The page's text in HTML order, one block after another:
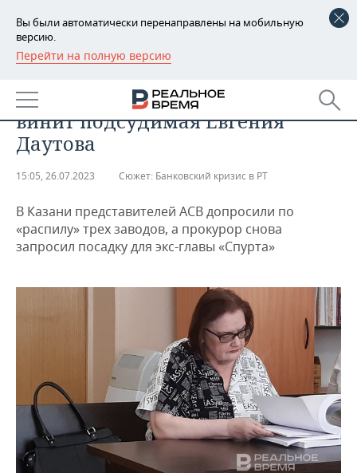
Вы были автоматически перенаправлены на мобильную
версию.
Перейти на полную версию
РЕГИОНЫ
БАШКОРТОСТАН
ТАТАРСТАН
НОВОСТИ
АНАЛИТИКА
ДЕКЛАРАЦИИ О ДОХОДАХ
КОРОЛИ ГОСЗАКАЗА ПФО
КОМУ ПРИНАДЛЕЖАТ
НОВОСТИ ЭКОНОМИКИ
ФИНАНСЫ
БЮДЖЕТ
ПРОМЫШЛЕННОСТЬ
НОВОСТИ
ПРОМЫШЛЕННОСТИ
АГРОПРОМ
НЕФТЬ
ОПК
НЕДВИЖИМОСТЬ
НОВОСТИ АВТО
БИЗНЕС
НОВОСТИ БИЗНЕСА
РОЗНИЧНАЯ ТОРГОВЛЯ
ТРАНСПОРТ
УСЛУГИ
НОВОСТИ ТЕХНОЛОГИЙ
IT
МЕДИА
МЕРОПРИЯТИЯ
НОВОСТИ МЕРОПРИЯТИЙ
ВЫЕЗДНАЯ РЕДАКЦИЯ
СПОРТ
НОВОСТИ СПОРТА
ОБЩЕСТВО
«Я не всесильна»: в чем себя
винит подсудимая Евгения
Даутова
15:05, 26.07.2023 Сюжет: Банковский кризис в РТ
В Казани представителей АСВ допросили по
«распилу» трех заводов, а прокурор снова
запросил посадку для экс-главы «Спурта»